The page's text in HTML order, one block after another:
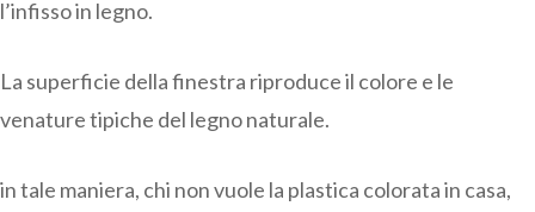
l’infisso in legno.
La superficie della finestra riproduce il colore e le
venature tipiche del legno naturale.
in tale maniera, chi non vuole la plastica colorata in casa,